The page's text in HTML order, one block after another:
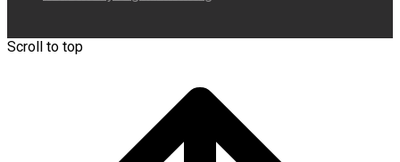
Scroll to top